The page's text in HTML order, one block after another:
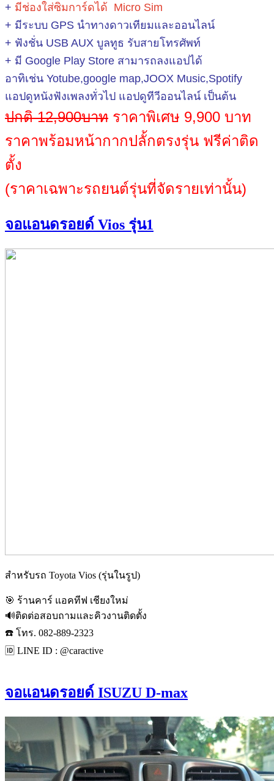
+ มีช่องใส่ซิมการ์ดได้ Micro Sim
+ มีระบบ GPS นำทางดาวเทียมและออนไลน์
+ ฟังชั่น USB AUX บูลทูธ รับสายโทรศัพท์
+ มี Google Play Store สามารถลงแอปได้
อาทิเช่น Yotube,google map,JOOX Music,Spotify
แอปดูหนังฟังเพลงทั่วไป แอปดูทีวีออนไลน์ เป็นต้น
ปกติ 12,900บาท ราคาพิเศษ 9,900 บาท
ราคาพร้อมหน้ากากปลั้กตรงรุ่น ฟรีค่าติด
ตั้ง
(ราคาเฉพาะรถยนต์รุ่นที่จัดรายเท่านั้น)
จอแอนดรอยด์ Vios รุ่น1
สำหรับรถ Toyota Vios (รุ่นในรูป)
🎯 ร้านคาร์ แอคทีฟ เชียงใหม่
🔊ติดต่อสอบถามและคิวงานติดตั้ง
☎️ โทร. 082-889-2323
🆔 LINE ID : @caractive
จอแอนดรอยด์ ISUZU D-max